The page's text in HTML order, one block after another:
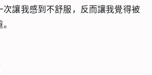
次讓我感到不舒服，反而讓我覺得被